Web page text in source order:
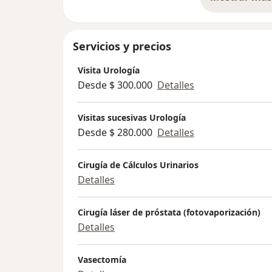
Servicios y precios
Visita Urología
Desde $ 300.000 Detalles
Visitas sucesivas Urología
Desde $ 280.000 Detalles
Cirugía de Cálculos Urinarios
Detalles
Cirugía láser de próstata (fotovaporización)
Detalles
Vasectomía